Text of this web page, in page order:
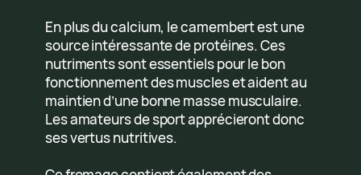
En plus du calcium, le camembert est une
source intéressante de protéines. Ces
nutriments sont essentiels pour le bon
fonctionnement des muscles et aident au
maintien d’une bonne masse musculaire.
Les amateurs de sport apprécieront donc
ses vertus nutritives.